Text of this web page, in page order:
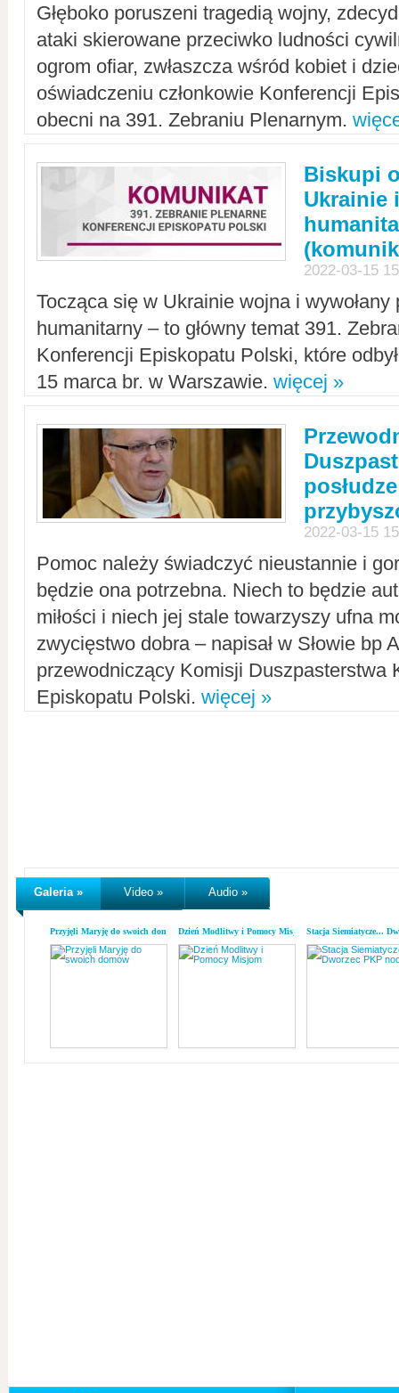
Głęboko poruszeni tragedią wojny,
ataki skierowane przeciwko ludności
ogrom ofiar, zwłaszcza wśród kobiet i
oświadczeniu członkowie Konferencji
obecni na 391. Zebraniu Plenarnym.
Biskupi
Ukrainie
2022-03-15
Tocząca się w Ukrainie wojna i
humanitarny – to główny temat 391.
Konferencji Episkopatu Polski, które
15 marca br. w Warszawie. więcej »
2022-03-15
Pomoc należy świadczyć nieustannie i
będzie ona potrzebna. Niech to będzie
miłości i niech jej stale towarzyszy ufna
zwycięstwo dobra – napisał w Słowie bp
przewodniczący Komisji Duszpasterstwa
Episkopatu Polski. więcej »
Galeria » Video » Audio »
Przyjęli Maryję do swoich domówDzień Modlitwy i Pomocy MisjomStacja Siemiatycze...